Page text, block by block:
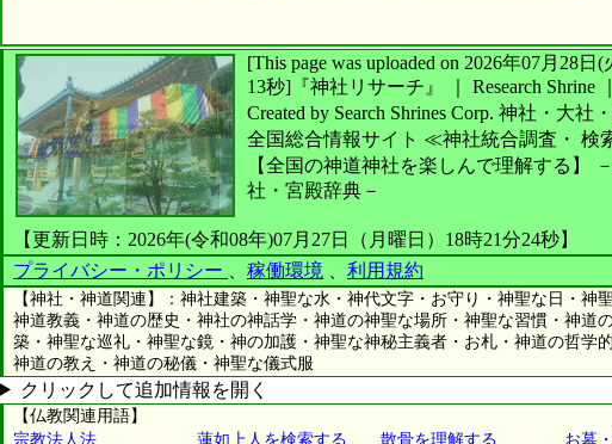
[This page was uploaded on 2026年07月28日
13秒] 『神社リサーチ』 ｜ Research Shrine
Created by Search Shrines Corp. 神社・大社
全国総合情報サイト ≪神社統合調査・ 検
【全国の神道神社を楽しんで理解する】
社・宮殿辞典－
【更新日時：2026年(令和08年)07月27日（月曜日）18時21分24秒】
プライバシー・ポリシー
稼働環境 利用規約
【神社・神道関連】：神社建築・神聖な水・神代文字・お守り・神聖な日・神
神道教義・神道の歴史・神社の神話学・神道の神聖な場所・神聖な習慣・神道
築・神聖な巡礼・神聖な鏡・神の加護・神聖な神秘主義者・お札・神道の哲学
神道の教え・神道の秘儀・神聖な儀式服
クリックして追加情報を開く
【仏教関連用語】
宗教法人法
蓮如上人を検索する 散骨を理解する お墓